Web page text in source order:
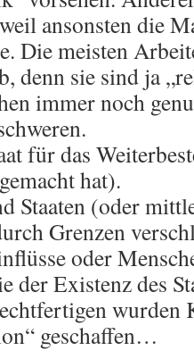
ansonsten die
Die meisten
denn sie sind ja
immer noch
für das
hat).
Staaten (oder
Grenzen
oder
der Existenz des
wurden
geschaffen…